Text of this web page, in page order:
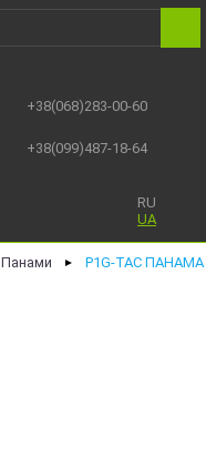
+38(068)283-00-60
+38(099)487-18-64
RU
UA
Панами ► P1G-TAC ПАНАМА